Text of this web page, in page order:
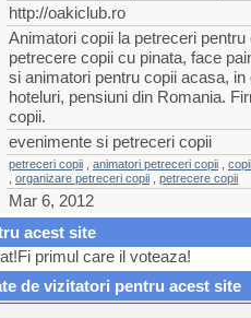
http://oakiclub.ro
Animatori copii la petreceri
petrecere copii cu pinata, face
si animatori pentru copii acasa,
hoteluri, pensiuni din Romania.
copii.
evenimente si petreceri copii
petreceri copii animatori petreceri copii
copii
organizare petreceri copii
petrecere copii
Mar 6, 2012
acest site
primul care il voteaza!
de vizitatori pentru acest site